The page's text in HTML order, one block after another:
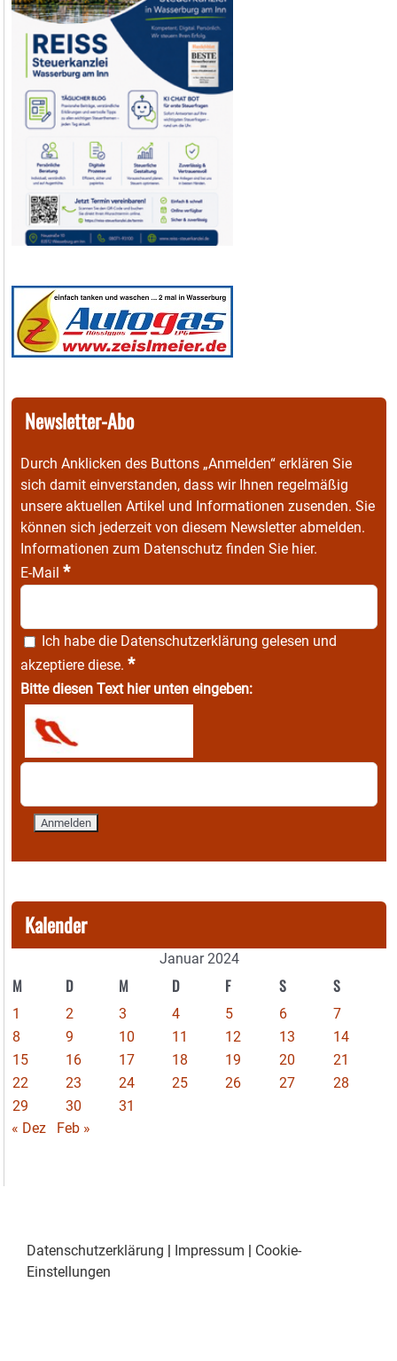
Newsletter-Abo
Durch Anklicken des Buttons „Anmelden“ erklären Sie
sich damit einverstanden, dass wir Ihnen regelmäßig
unsere aktuellen Artikel und Informationen zusenden. Sie
können sich jederzeit von diesem Newsletter abmelden.
Informationen zum Datenschutz finden Sie hier.
E-Mail *
Ich habe die Datenschutzerklärung gelesen und
akzeptiere diese. *
Bitte diesen Text hier unten eingeben:
Kalender
Januar 2024
M D M D F S S
1 2 3 4 5 6
7
8
9 10 11 12 13
14
15
16 17 18 19 20
21
22
23 24 25 26 27
28
29
30
31
« Dez
Feb »
Datenschutzerklärung | Impressum | Cookie-
Einstellungen